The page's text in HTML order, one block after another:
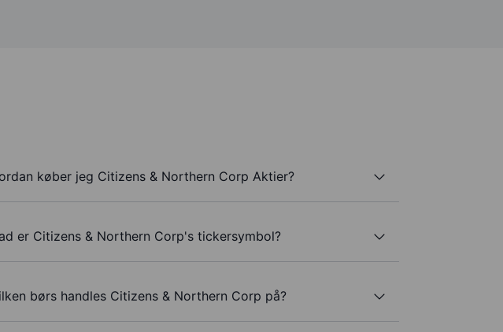
køber jeg Citizens & Northern Corp Aktier?
er Citizens & Northern Corp's tickersymbol?
børs handles Citizens & Northern Corp på?